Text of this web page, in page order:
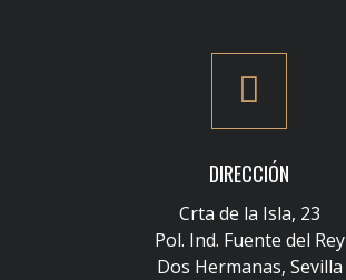
DIRECCIÓN
Crta de la Isla, 23
Pol. Ind. Fuente del Rey
Dos Hermanas, Sevilla